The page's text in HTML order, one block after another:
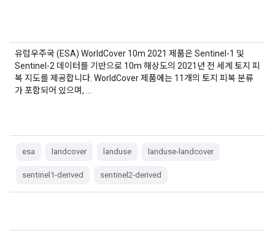
유럽우주국 (ESA) WorldCover 10m 2021 제품은 Sentinel-1 및
Sentinel-2 데이터를 기반으로 10m 해상도의 2021년 전 세계 토지 피
복 지도를 제공합니다. WorldCover 제품에는 11개의 토지 피복 분류
가 포함되어 있으며, …
esa landcover landuse landuse-landcover
sentinel1-derived sentinel2-derived